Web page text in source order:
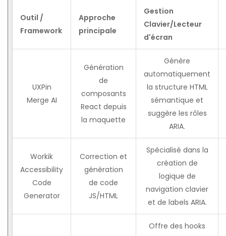
Outil /
Framework
Approche
principale
Gestion
Clavier/Lecteur
d'écran
UXPin
Merge AI
Génération
de
composants
React depuis
la maquette
Génère
automatiquement
la structure HTML
sémantique et
suggère les rôles
ARIA.
Workik
Accessibility
Code
Generator
Correction et
génération
de code
JS/HTML
Spécialisé dans la
création de
logique de
navigation clavier
et de labels ARIA.
Offre des hooks